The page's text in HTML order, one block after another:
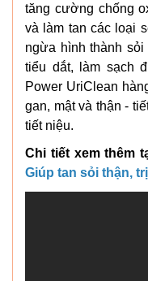
tăng cường chống
và làm tan các loại
ngừa hình thành
tiểu dắt, làm sạch
Power UriClean
gan, mật và thận -
tiết niệu.
Chi tiết xem thêm
Giúp tan sỏi thận,